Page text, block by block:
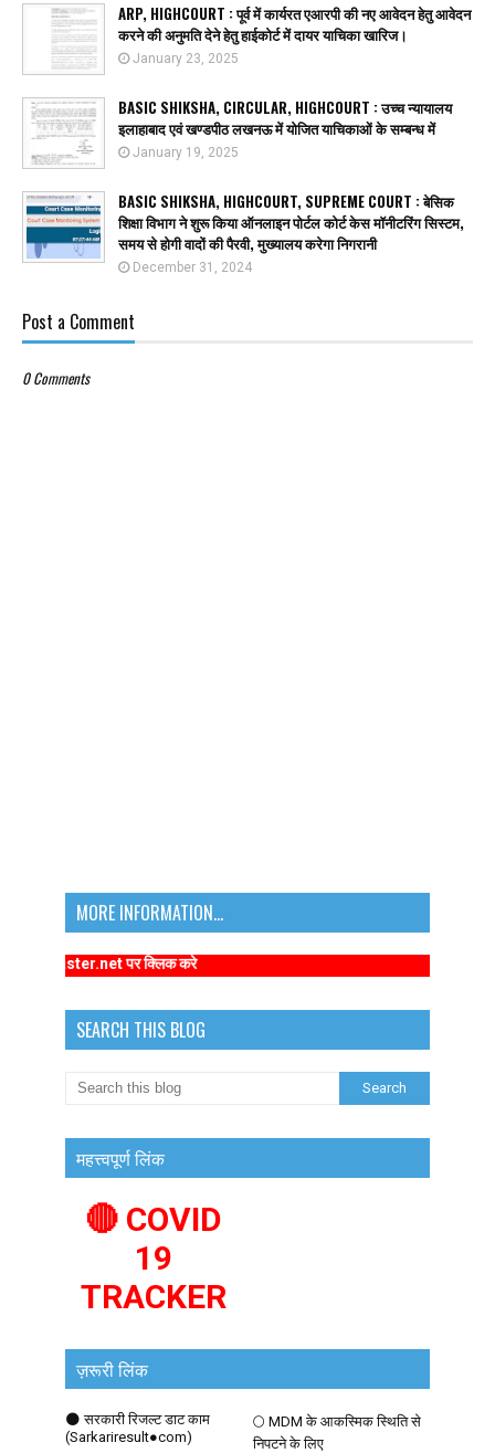
ARP, HIGHCOURT : पूर्व में कार्यरत एआरपी की नए आवेदन हेतु आवेदन
करने की अनुमति देने हेतु हाईकोर्ट में दायर याचिका खारिज।
January 23, 2025
BASIC SHIKSHA, CIRCULAR, HIGHCOURT : उच्च न्यायालय
इलाहाबाद एवं खण्डपीठ लखनऊ में योजित याचिकाओं के सम्बन्ध में
January 19, 2025
BASIC SHIKSHA, HIGHCOURT, SUPREME COURT : बेसिक
शिक्षा विभाग ने शुरू किया ऑनलाइन पोर्टल कोर्ट केस मॉनीटरिंग सिस्टम,
समय से होगी वादों की पैरवी, मुख्यालय करेगा निगरानी
December 31, 2024
Post a Comment
0 Comments
MORE INFORMATION...
पर क्लिक करे
SEARCH THIS BLOG
महत्त्वपूर्ण लिंक
🔴 COVID
19
TRACKER
ज़रूरी लिंक
🌑 सरकारी रिजल्ट डाट काम
(Sarkariresult●com)
🌕 MDM के आकस्मिक स्थिति से
निपटने के लिए